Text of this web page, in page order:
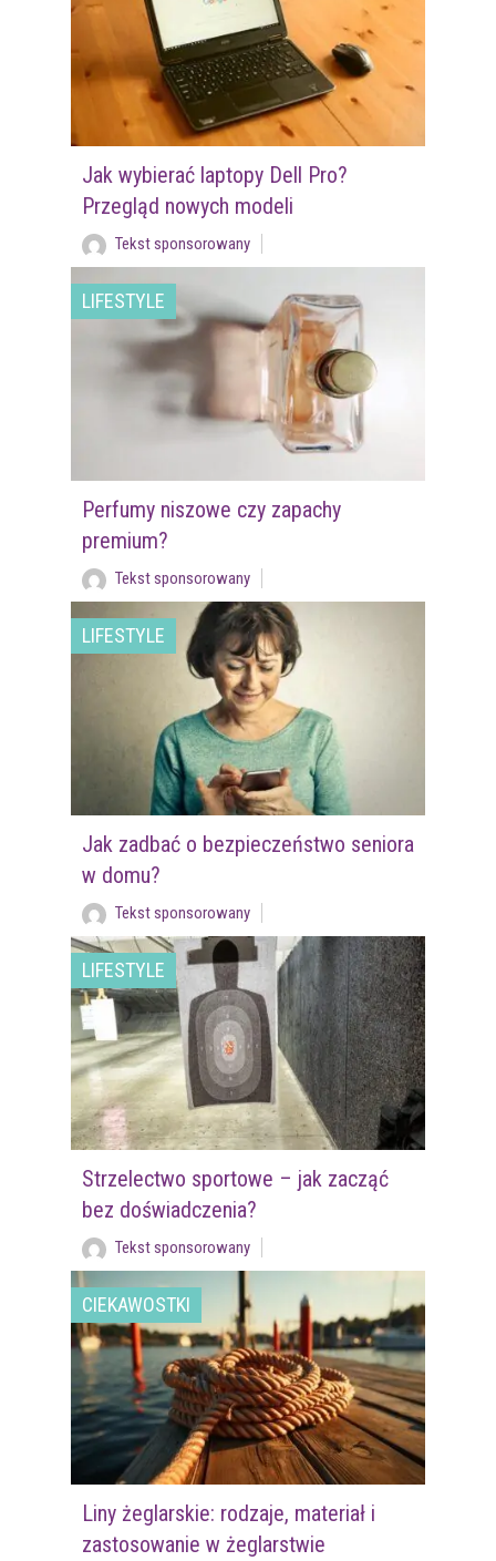
Jak wybierać laptopy Dell Pro?
Przegląd nowych modeli
Tekst sponsorowany
LIFESTYLE
Perfumy niszowe czy zapachy
premium?
Tekst sponsorowany
LIFESTYLE
Jak zadbać o bezpieczeństwo seniora
w domu?
Tekst sponsorowany
LIFESTYLE
Strzelectwo sportowe – jak zacząć
bez doświadczenia?
Tekst sponsorowany
CIEKAWOSTKI
Liny żeglarskie: rodzaje, materiał i
zastosowanie w żeglarstwie